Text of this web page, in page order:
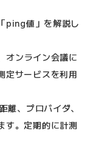
ping値」を解説し
オンライン会議に
定サービスを利用
、プロバイダ、
す。定期的に計測